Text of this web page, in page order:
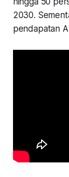
2030.
pendapatan